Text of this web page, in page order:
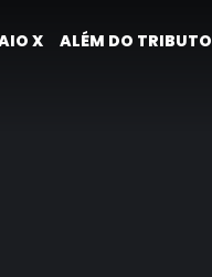
X ALÉM DO TRIBUTO